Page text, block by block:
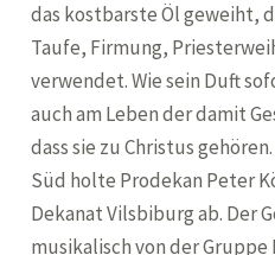
das kostbarste Öl geweiht,
Taufe, Firmung,
verwendet. Wie sein Duft
auch am Leben der damit
dass sie zu Christus
Süd holte Prodekan Peter
Dekanat Vilsbiburg ab. Der
musikalisch von der Gruppe